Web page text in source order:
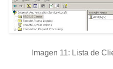
Imagen 11: Lista de